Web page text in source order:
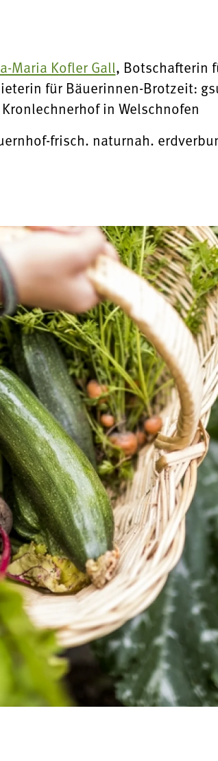
Maria Kofler Gall, Botschafterin
für Bäuerinnen-Brotzeit:
in Welschnofen
frisch. naturnah.